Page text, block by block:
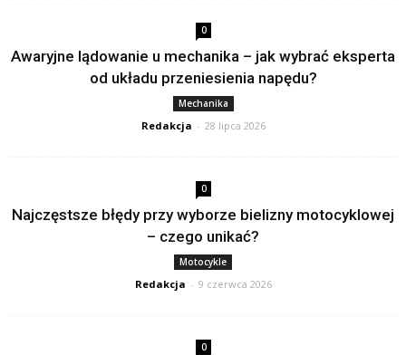
0
Awaryjne lądowanie u mechanika – jak wybrać eksperta
od układu przeniesienia napędu?
Mechanika
Redakcja - 28 lipca 2026
0
Najczęstsze błędy przy wyborze bielizny motocyklowej
– czego unikać?
Motocykle
Redakcja - 9 czerwca 2026
0